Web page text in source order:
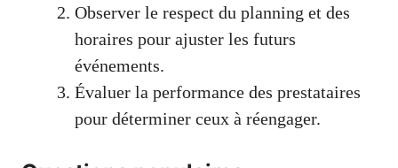
Observer le respect du planning et des
horaires pour ajuster les futurs
événements.
Évaluer la performance des prestataires
pour déterminer ceux à réengager.